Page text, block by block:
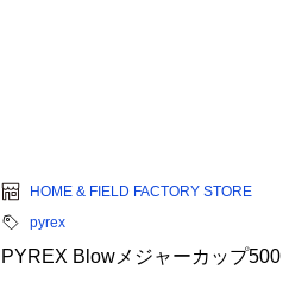
HOME & FIELD FACTORY STORE
pyrex
PYREX Blowメジャーカップ500